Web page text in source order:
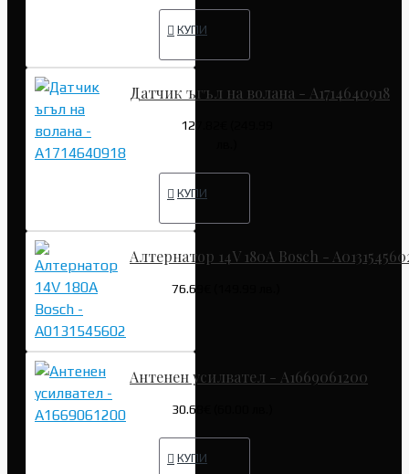
КУПИ
Датчик ъгъл на волана - A1714640918
127.82€ (249.99
КУПИ
Алтернатор 14V 180A Bosch -
76.69€ (149.99 лв.)
Антенен усилвател - A1669061200
30.68€ (60.00 лв.)
КУПИ